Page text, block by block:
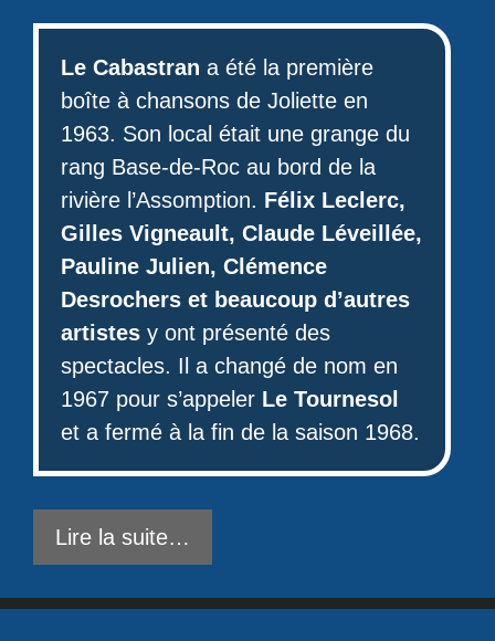
Le Cabastran a été la première
boîte à chansons de Joliette en
1963. Son local était une grange du
rang Base-de-Roc au bord de la
rivière l’Assomption. Félix Leclerc,
Gilles Vigneault, Claude Léveillée,
Pauline Julien, Clémence
Desrochers et beaucoup d’autres
artistes y ont présenté des
spectacles. Il a changé de nom en
1967 pour s’appeler Le Tournesol
et a fermé à la fin de la saison 1968.
Lire la suite…